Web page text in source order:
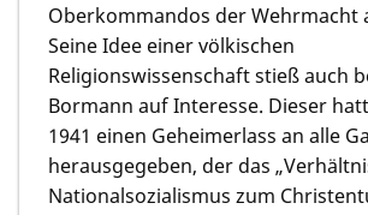
Oberkommandos der Wehrmacht
Seine Idee einer völkischen
Religionswissenschaft stieß auch
Bormann auf Interesse. Dieser
1941 einen Geheimerlass an alle
herausgegeben, der das
Nationalsozialismus zum